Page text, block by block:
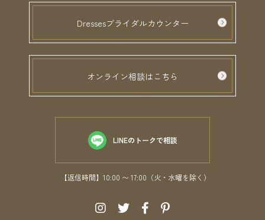
Dressesブライダルカウンター
オンライン相談はこちら
LINEのトークで相談
【返信時間】10:00 〜 17:00（火・水曜を除く）